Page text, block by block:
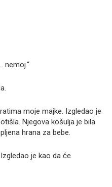
nemoj.“
moje majke. Izgledao je
Njegova košulja je bila
hrana za bebe.
je kao da će